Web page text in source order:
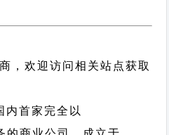
，欢迎访问相关站点获取
首家完全以